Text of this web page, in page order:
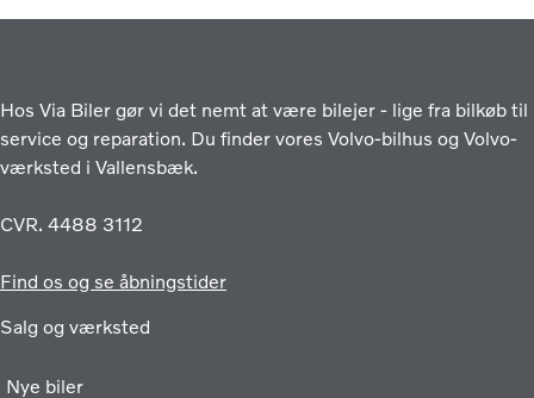
Hos Via Biler gør vi det nemt at være bilejer - lige fra bilkøb til
service og reparation. Du finder vores Volvo-bilhus og Volvo-
værksted i Vallensbæk.
CVR. 4488 3112
Find os og se åbningstider
Salg og værksted
Nye biler